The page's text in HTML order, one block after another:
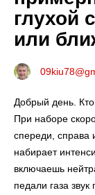
глухой
или
Добрый день.
При наборе
спереди, справа
набирает
включаешь
педали газа